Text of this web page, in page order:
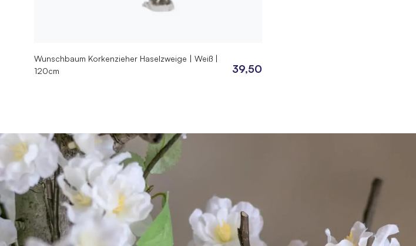
Wunschbaum Korkenzieher Haselzweige | Weiß |
120cm
39,50